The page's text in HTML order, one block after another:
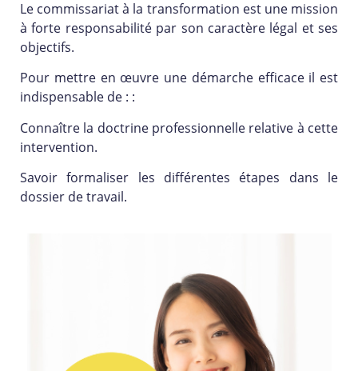
Le commissariat à la transformation est une mission
à forte responsabilité par son caractère légal et ses
objectifs.
Pour mettre en œuvre une démarche efficace il est
indispensable de : :
Connaître la doctrine professionnelle relative à cette
intervention.
Savoir formaliser les différentes étapes dans le
dossier de travail.